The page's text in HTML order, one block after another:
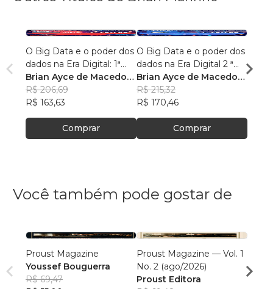
O Big Data e o poder dos
dados na Era Digital: 1ª
Edição.
Brian Ayce de Macedo
Marinho
R$ 206,69
R$ 163,63
Comprar
O Big Data e o poder dos
dados na Era Digital 2 ª
Edição:
Brian Ayce de Macedo
Marinho
R$ 215,32
R$ 170,46
Comprar
Você também pode gostar de
Proust Magazine
Youssef Bouguerra
R$ 69,47
Proust Magazine — Vol. 1
No. 2 (ago/2026)
Proust Editora